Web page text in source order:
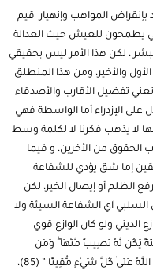
المواهب وإنهيار قيم
يطمحون للعيش حيث العدالة
، لكن هذا الأمر ليس بحقيقي
والأخير، ومن هذا المنطلق
تفضيل الأقارب والأصدقاء
على الإزدراء أما الواسطة فهي
لا يذهب فكرنا لا لكلمة وسط
الحقوق من الأخرين، و فيما
إما شق يؤدي للشفاعة
الظلم أو إيصال الخير، لكن
آي الشفاعة السيئة ولا
ولو كان الوازع قوي
يَكُن لَّهُ نَصِيبٌ مِّنْهَا ۖ وَمَن
يَشْفَعْ شَفَاعَةً سَيِّئَةً يَكُن لَّهُ كِفْلٌ مِّنْهَا ۗ وَكَانَ اللَّهُ عَلَىٰ كُلِّ شَيْءٍ مُّقِيتًا ” (85)،